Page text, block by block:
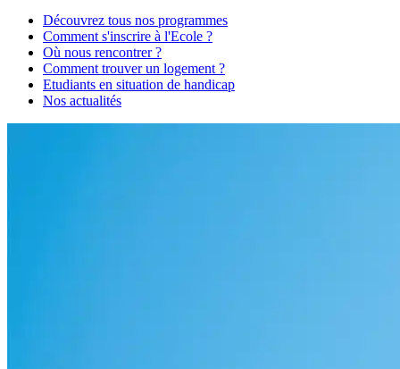
Découvrez tous nos programmes
Comment s'inscrire à l'Ecole ?
Où nous rencontrer ?
Comment trouver un logement ?
Etudiants en situation de handicap
Nos actualités